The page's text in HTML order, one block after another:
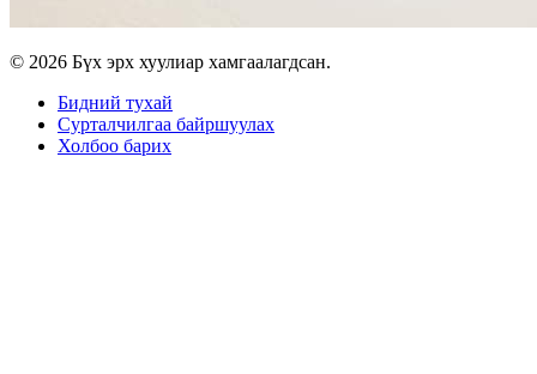
© 2026 Бүх эрх хуулиар хамгаалагдсан.
Бидний тухай
Сурталчилгаа байршуулах
Холбоо барих